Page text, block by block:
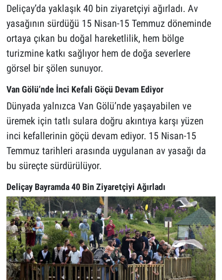
Deliçay’da yaklaşık 40 bin ziyaretçiyi ağırladı. Av
yasağının sürdüğü 15 Nisan-15 Temmuz döneminde
ortaya çıkan bu doğal hareketlilik, hem bölge
turizmine katkı sağlıyor hem de doğa severlere
görsel bir şölen sunuyor.
Van Gölü’nde İnci Kefali Göçü Devam Ediyor
Dünyada yalnızca Van Gölü’nde yaşayabilen ve
üremek için tatlı sulara doğru akıntıya karşı yüzen
inci kefallerinin göçü devam ediyor. 15 Nisan-15
Temmuz tarihleri arasında uygulanan av yasağı da
bu süreçte sürdürülüyor.
Deliçay Bayramda 40 Bin Ziyaretçiyi Ağırladı